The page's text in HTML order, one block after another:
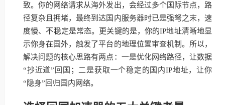
致。你的网络请求从海外发出，会经过多个国际节点，路
径复杂且拥堵，最终到达国内服务器时已是强弩之末，速
度慢、不稳定是常态。更关键的是，你的IP地址清晰地显
示你身在国外，触发了平台的地理位置审查机制。所以，
解决问题的核心思路有两点：一是优化网络路径，让数据
“抄近道”回国；二是获取一个稳定的国内IP地址，让你
“隐身”回归国内网络。